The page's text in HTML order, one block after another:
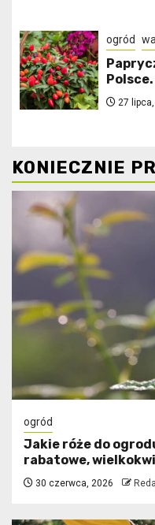
ogród
27
KONIECZNIE
ogród
Jakie róże do
rabatowe,
30 czerwca, 2026